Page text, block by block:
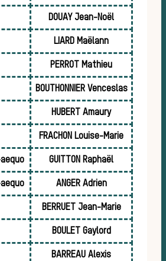
DOUAY Jean-Noël
LIARD Maëlann
PERROT Mathieu
BOUTHONNIER Venceslas
HUBERT Amaury
FRACHON Louise-Marie
GUITTON Raphaël
ANGER Adrien
BERRUET Jean-Marie
BOULET Gaylord
BARREAU Alexis